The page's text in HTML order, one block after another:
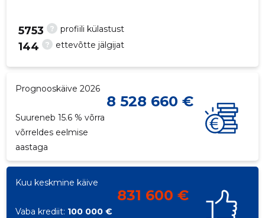
? profiili külastust
5753
? ettevõtte jälgijat
144
Prognooskäive 2026
8 528 660 €
Suureneb 15.6 % võrra
võrreldes eelmise
aastaga
Kuu keskmine käive
831 600 €
Vaba krediit: 100 000 €